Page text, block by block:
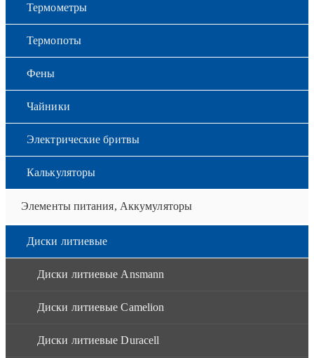
Термометры
Термопоты
Фены
Чайники
Электрические бритвы
Калькуляторы
Элементы питания, Аккумуляторы
Диски литиевые
Диски литиевые Ansmann
Диски литиевые Camelion
Диски литиевые Duracell